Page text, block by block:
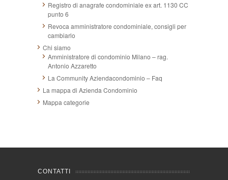
Registro di anagrafe condominiale ex art. 1130 CC
punto 6
Revoca amministratore condominiale, consigli per
cambiarlo
Chi siamo
Amministratore di condominio Milano – rag.
Antonio Azzaretto
La Community Aziendacondominio – Faq
La mappa di Azienda Condominio
Mappa categorie
CONTATTI